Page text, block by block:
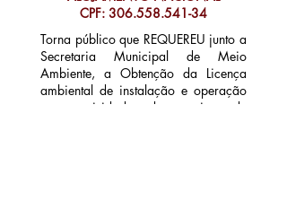
CPF: 306.558.541-34
Torna público que REQUEREU junto a
Secretaria Municipal de Meio
Ambiente, a Obtenção da Licença
ambiental de instalação e operação
para atividade de serviço de